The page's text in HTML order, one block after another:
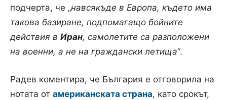
подчерта, че „навсякъде в Европа, където има
такова базиране, подпомагащо бойните
действия в Иран, самолетите са разположени
на военни, а не на граждански летища“.
Радев коментира, че България е отговорила на
нотата от американската страна, като срокът,